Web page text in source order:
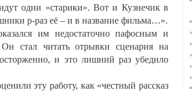
одни «старики». Вот и Кузнечик в
р-раз её – и в название фильма…».
им недостаточно пафосным и
стал читать отрывки сценария на
и это лишний раз убедило
эту работу, как «честный рассказ